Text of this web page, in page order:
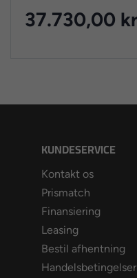
37.730,00
KUNDESERVICE
Kontakt os
Prismatch
Finansiering
Leasing
Bestil afhentning
Handelsbetingelser